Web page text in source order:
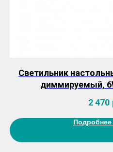
Светильник
диммируемый,
2 470
Подробнее